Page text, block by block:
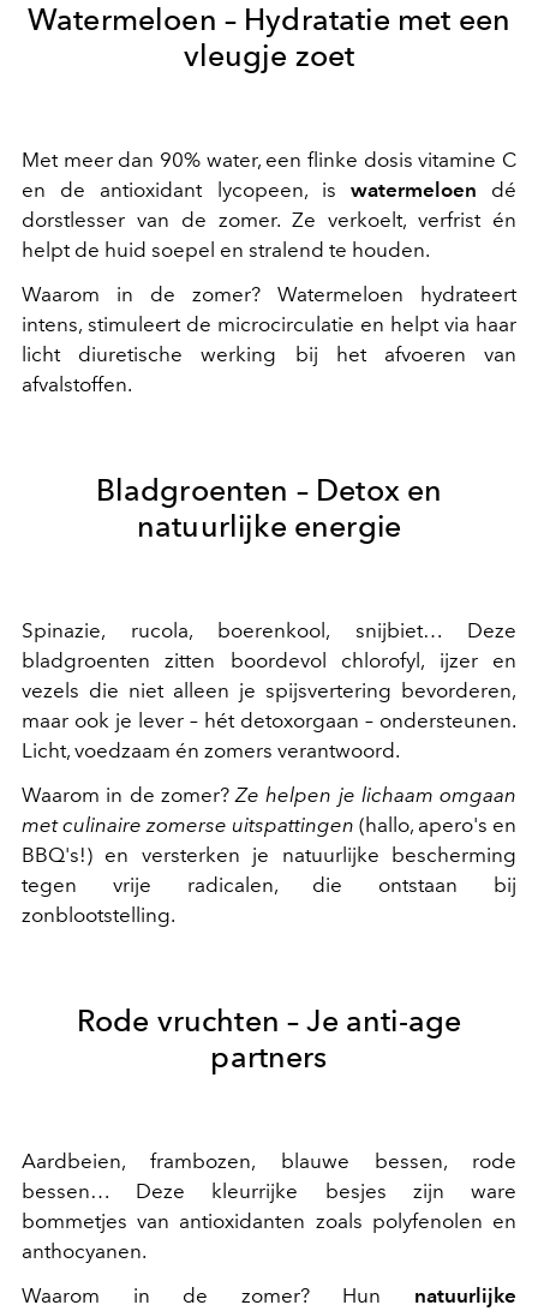
Watermeloen – Hydratatie met een
vleugje zoet
Met meer dan 90% water, een flinke dosis vitamine C
en de antioxidant lycopeen, is watermeloen dé
dorstlesser van de zomer. Ze verkoelt, verfrist én
helpt de huid soepel en stralend te houden.
Waarom in de zomer? Watermeloen hydrateert
intens, stimuleert de microcirculatie en helpt via haar
licht diuretische werking bij het afvoeren van
afvalstoffen.
Bladgroenten – Detox en
natuurlijke energie
Spinazie, rucola, boerenkool, snijbiet… Deze
bladgroenten zitten boordevol chlorofyl, ijzer en
vezels die niet alleen je spijsvertering bevorderen,
maar ook je lever – hét detoxorgaan – ondersteunen.
Licht, voedzaam én zomers verantwoord.
Waarom in de zomer?Ze helpen je lichaam omgaan
met culinaire zomerse uitspattingen (hallo, apero's en
BBQ's!) en versterken je natuurlijke bescherming
tegen vrije radicalen, die ontstaan bij
zonblootstelling.
Rode vruchten – Je anti-age
partners
Aardbeien, frambozen, blauwe bessen, rode
bessen… Deze kleurrijke besjes zijn ware
bommetjes van antioxidanten zoals polyfenolen en
anthocyanen.
Waarom in de zomer? Hun natuurlijke